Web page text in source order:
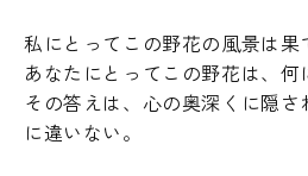
私にとってこの野花の風景は果
あなたにとってこの野花は、
その答えは、心の奥深くに隠
に違いない。